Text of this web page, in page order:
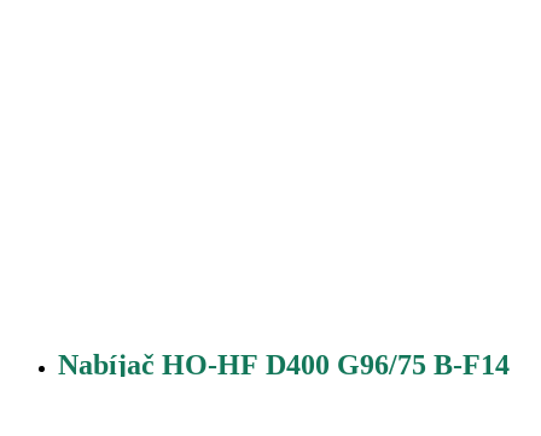
Nabíjač HO-HF D400 G96/75 B-F14